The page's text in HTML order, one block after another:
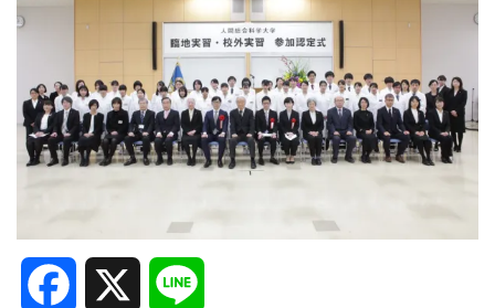
Facebook